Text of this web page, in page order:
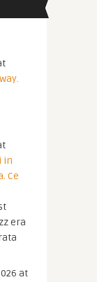
in
Ce
era
at